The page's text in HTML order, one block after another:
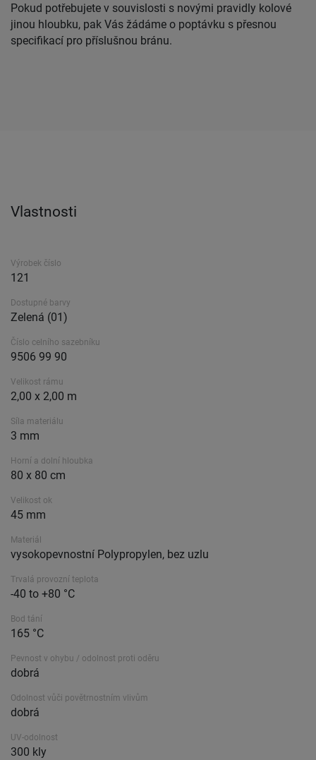
Pokud potřebujete v souvislosti s novými pravidly kolové
jinou hloubku, pak Vás žádáme o poptávku s přesnou
specifikací pro příslušnou bránu.
Vlastnosti
Výrobek číslo
121
Dostupné barvy
Zelená (01)
Číslo celního sazebníku
9506 99 90
Velikost rámu
2,00 x 2,00 m
Síla materiálu
3 mm
Horní a dolní hloubka
80 x 80 cm
Velikost ok
45 mm
Materiál
vysokopevnostní Polypropylen, bez uzlu
Trvalá provozní teplota
-40 to +80 °C
Bod tání
165 °C
Pevnost v ohybu / odolnost proti oděru
dobrá
Odolnost vůči povětrnostním vlivům
dobrá
UV-odolnost
300 kly